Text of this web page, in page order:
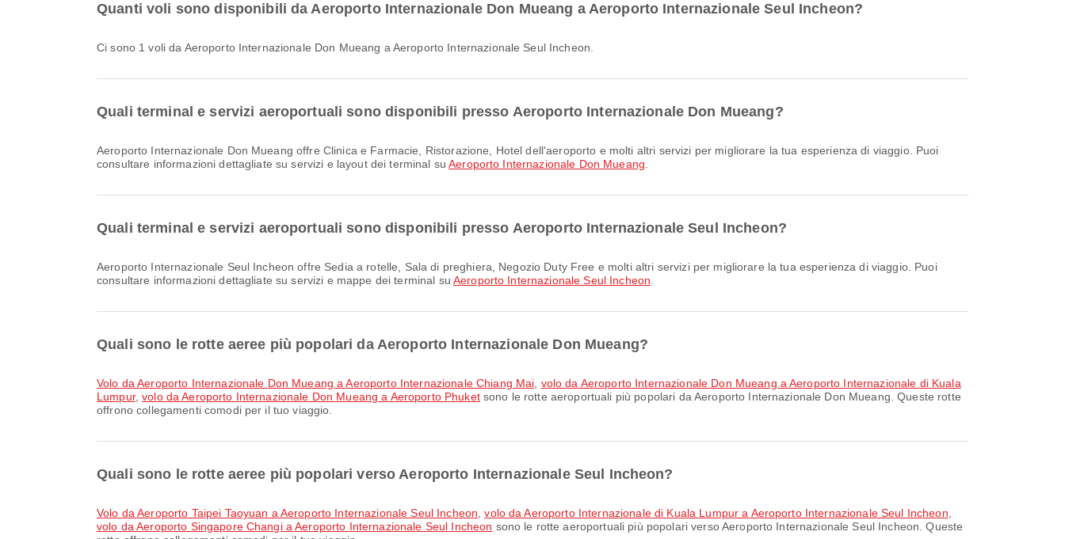
Quanti voli sono disponibili da Aeroporto Internazionale Don Mueang a Aeroporto Internazionale Seul Incheon?
Ci sono 1 voli da Aeroporto Internazionale Don Mueang a Aeroporto Internazionale Seul Incheon.
Quali terminal e servizi aeroportuali sono disponibili presso Aeroporto Internazionale Don Mueang?
Aeroporto Internazionale Don Mueang offre Clinica e Farmacie, Ristorazione, Hotel dell'aeroporto e molti altri servizi per migliorare la tua esperienza di viaggio. Puoi
consultare informazioni dettagliate su servizi e layout dei terminal suAeroporto Internazionale Don Mueang
Quali terminal e servizi aeroportuali sono disponibili presso Aeroporto Internazionale Seul Incheon?
Aeroporto Internazionale Seul Incheon offre Sedia a rotelle, Sala di preghiera, Negozio Duty Free e molti altri servizi per migliorare la tua esperienza di viaggio. Puoi
consultare informazioni dettagliate su servizi e mappe dei terminal su Aeroporto Internazionale Seul Incheon
Quali sono le rotte aeree più popolari da Aeroporto Internazionale Don Mueang?
volo da Aeroporto Internazionale Don Mueang a Aeroporto Internazionale Chiang Mai volo da Aeroporto Internazionale Don Mueang a Aeroporto Internazionale di Kuala
Lumpur,volo da Aeroporto Internazionale Don Mueang a Aeroporto Phuketsono le rotte aeroportuali più popolari da Aeroporto Internazionale Don Mueang. Queste rotte
offrono collegamenti comodi per il tuo viaggio.
Quali sono le rotte aeree più popolari verso Aeroporto Internazionale Seul Incheon?
volo da Aeroporto Taipei Taoyuan a Aeroporto Internazionale Seul Incheon ,volo da Aeroporto Internazionale di Kuala Lumpur a Aeroporto Internazionale Seul Incheon
volo da Aeroporto Singapore Changi a Aeroporto Internazionale Seul Incheon sono le rotte aeroportuali più popolari verso Aeroporto Internazionale Seul Incheon. Queste